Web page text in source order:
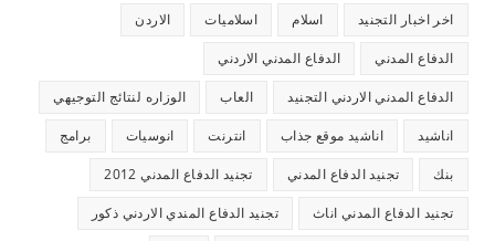
اخر اخبار التجنيد اسلام اسلاميات الاردن
الدفاع المدني الدفاع المدني الاردني
الدفاع المدني الاردني التجنيد العاب الوزاره لنتائج التوجيهي
اناشيد اناشيد موقع جذاب انترنت انوسيات برامج
بنك تجنيد الدفاع المدني تجنيد الدفاع المدني 2012
تجنيد الدفاع المدني اناث تجنيد الدفاع المندي الاردني ذكور